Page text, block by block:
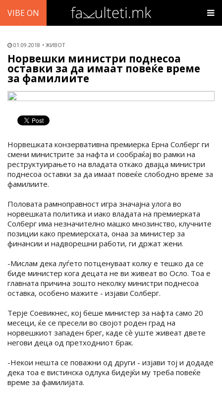
VIBE ON
01.09.2018 ЖИВОТ
Норвешки министри поднесоа
оставки за да имаат повеќе време
за фамилиите
Норвешката конзервативна премиерка Ерна Солберг ги
смени министрите за нафта и сообраќај во рамки на
реструктуирањето на владата откако двајца министри
поднесоа оставки за да имаат повеќе слободно време за
фамилиите.
Половата рамноправност игра значајна улога во
норвешката политика и иако владата на премиерката
Солберг има незначително машко мнозинство, клучните
позиции како премиерската, онаа за министер за
финансии и надворешни работи, ги држат жени.
-Мислам дека луѓето потценуваат колку е тешко да се
биде министер кога децата не ви живеат во Осло. Тоа е
главната причина зошто неколку министри поднесоа
оставка, особено мажите - изјави Солберг.
Терје Соевикнес, кој беше министер за нафта само 20
месеци, ќе се пресели во својот роден град на
норвешкиот западен брег, каде сѐ уште живеат двете
негови деца од претходниот брак.
-Некои нешта се поважни од други - изјави тој и додаде
дека тоа е вистинска одлука бидејќи му треба повеќе
време за фамилијата.